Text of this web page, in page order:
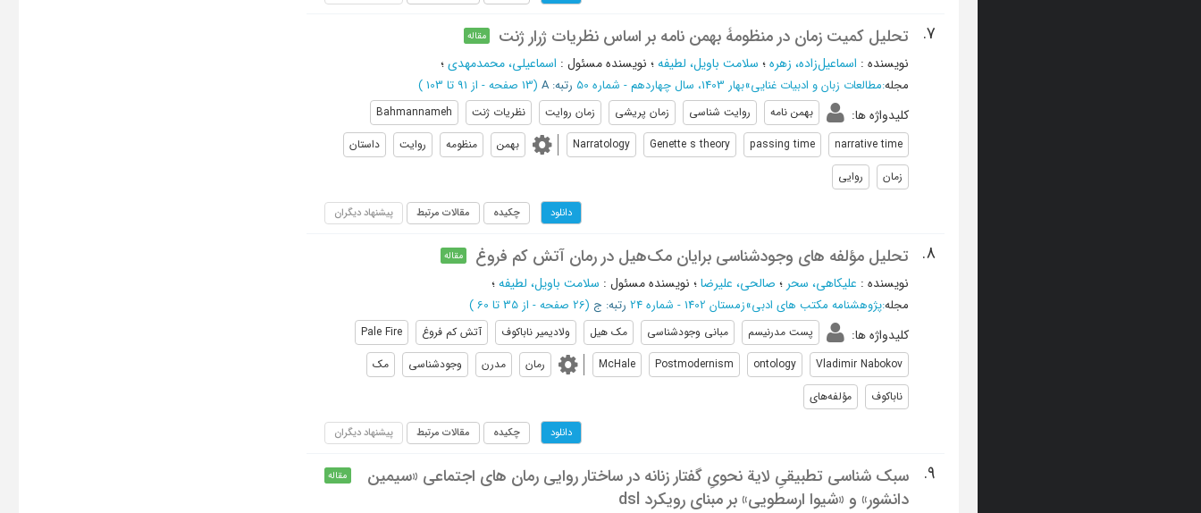
7. تحلیل کمیت زمان در منظومۀ بهمن نامه بر اساس نظریات ژرار ژنت مقاله
نویسنده : اسماعیل‌زاده، زهره؛ سلامت باویل، لطیفه؛ نویسنده مسئول : اسماعیلی، محمدمهدی؛
مجله:مطالعات زبان و ادبیات غنایی»بهار 1403، سال چهاردهم - شماره 50 رتبه: A (‎13 صفحه - از 91 تا 103 )
کلیدواژه ها: بهمن نامه روایت شناسی زمان پریشی زمان روایت نظریات ژنت
Bahmannameh
narrative time
passing time
Genette s theory
Narratology بهمن منظومه روایت
داستان
زمان
روایی
دانلود چکیده مقالات مرتبط پیشنهاد دیگران
8. تحلیل مؤلفه های وجودشناسی برایان مک‌هیل در رمان آتش کم فروغ مقاله
نویسنده : علیکاهی، سحر ؛ صالحی، علیرضا؛ نویسنده مسئول : سلامت باویل، لطیفه؛
مجله:پژوهشنامه مکتب های ادبی»زمستان 1402 - شماره 24 رتبه: ج (‎26 صفحه - از 35 تا 60 )
کلیدواژه ها: پست مدرنیسم مبانی وجودشناسی مک هیل ولادیمیر ناباکوف آتش کم فروغ
Pale Fire
Vladimir Nabokov
ontology
Postmodernism
McHale رمان مدرن وجودشناسی
مک
ناباکوف
مؤلفه‌های
دانلود چکیده مقالات مرتبط پیشنهاد دیگران
9.
سبک شناسی تطبیقیِ لایة نحویِ گفتار زنانه در ساختار روایی رمان های اجتماعی «سیمین
دانشور» و «شیوا ارسطویی» بر مبنای رویکرد dsl
مقاله